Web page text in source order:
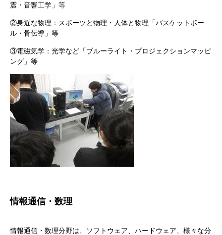
震・音響工学」等
②身近な物理：スポーツと物理・人体と物理「バスケットボー
ル・骨伝導」等
③電磁気学：光学など「ブルーライト・プロジェクションマッピ
ング」等
情報通信・数理
情報通信・数理分野は、ソフトウェア、ハードウェア、様々な分